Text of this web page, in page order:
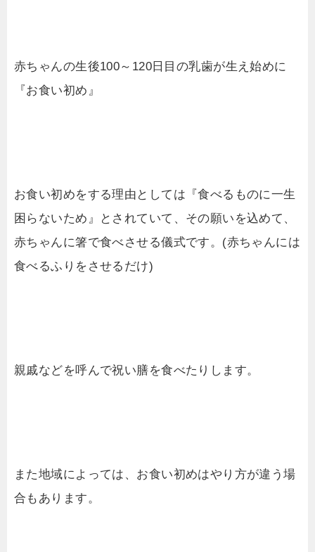
赤ちゃんの生後100～120日目の乳歯が生え始めに
『お食い初め』
お食い初めをする理由としては『食べるものに一生
困らないため』とされていて、その願いを込めて、
赤ちゃんに箸で食べさせる儀式です。(赤ちゃんには
食べるふりをさせるだけ)
親戚などを呼んで祝い膳を食べたりします。
また地域によっては、お食い初めはやり方が違う場
合もあります。